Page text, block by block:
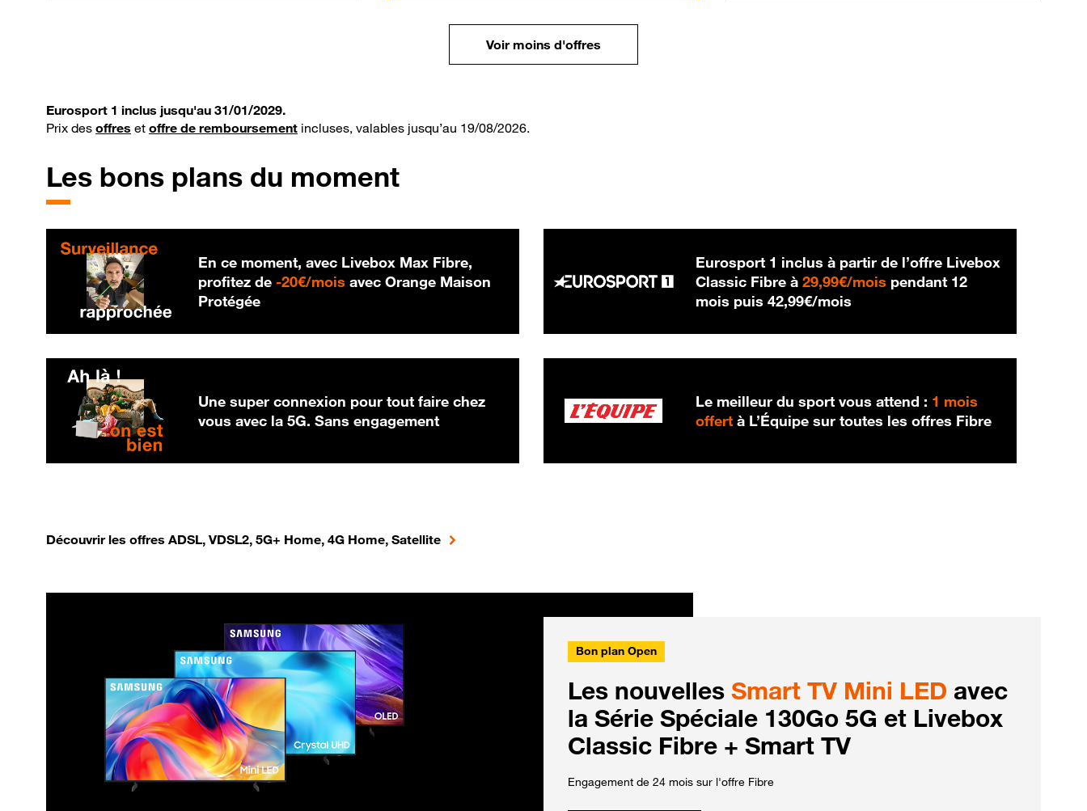
Voir moins d'offres
Eurosport 1 inclus jusqu'au 31/01/2029.
Prix des offres et offre de remboursement incluses, valables jusqu’au 19/08/2026.
Les bons plans du moment
En ce moment, avec Livebox Max Fibre,
profitez de -20€/mois 20 € par mois
avec Orange Maison
Protégée
Eurosport 1 inclus à partir de l’offre Livebox
Classic Fibre à29,99€/mois 29,99 € par mois
pendant 12
mois puis42,99€/mois
Une super connexion pour tout faire chez
vous avec la 5G. Sans engagement
Le meilleur du sport vous attend : 1 mois
offert à L’Équipe sur toutes les offres Fibre
Découvrir les offres ADSL, VDSL2, 5G+ Home, 4G Home, Satellite
Bon plan Open
Les nouvelles Smart TV Mini LED avec
la Série Spéciale 130Go 5G et Livebox
Classic Fibre + Smart TV
Engagement de 24 mois sur l'offre Fibre